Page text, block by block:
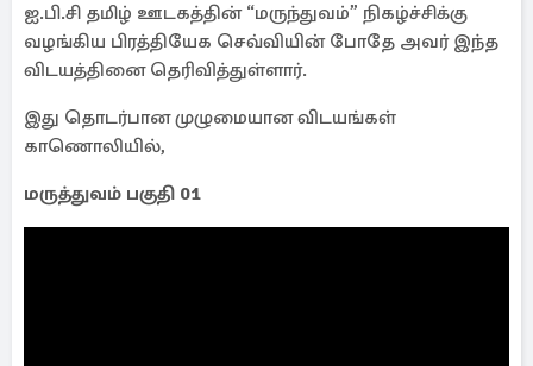
ஐ.பி.சி தமிழ் ஊடகத்தின் “மருந்துவம்” நிகழ்ச்சிக்கு
வழங்கிய பிரத்தியேக செவ்வியின் போதே அவர் இந்த
விடயத்தினை தெரிவித்துள்ளார்.
இது தொடர்பான முழுமையான விடயங்கள்
காணொலியில்,
மருத்துவம் பகுதி 01